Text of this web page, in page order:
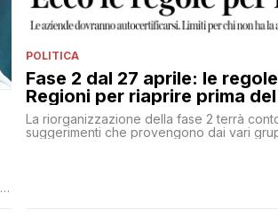
POLITICA
Fase 2 dal 27 aprile: le
Regioni per riaprire prima
La riorganizzazione della fase 2 terrà
suggerimenti che provengono dai vari